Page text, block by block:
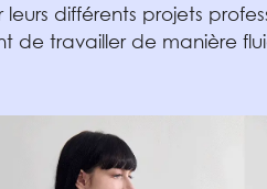
différents projets
de travailler de manière